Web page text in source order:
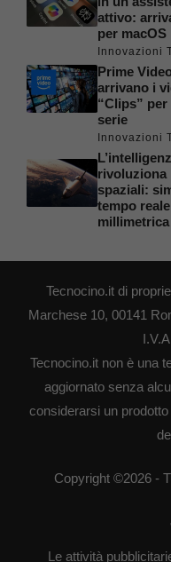
attivo:
per macOS
Innovazioni
Prime
arrivano i
“Clips”
serie
Innovazioni
rivoluziona
spaziali:
tempo
millimetrica
Tecnocino.it di
Marchese 10, 00141
Tecnocino.it non è una
aggiornato senza
considerarsi un
Copyright ©2026 -
Le attività